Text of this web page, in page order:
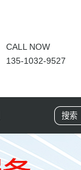
CALL NOW
135-1032-9527